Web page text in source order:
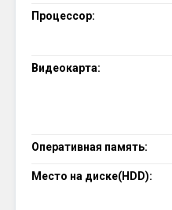
Процессор:
Видеокарта:
Оперативная память:
Место на диске(HDD):